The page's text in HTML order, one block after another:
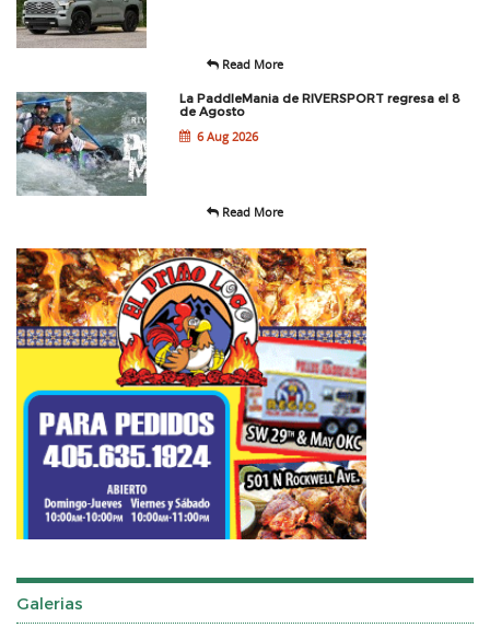
Read More
La PaddleMania de RIVERSPORT regresa el 8
de Agosto
6 Aug 2026
Read More
Galerias